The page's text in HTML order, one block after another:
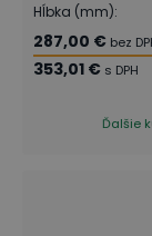
Hĺbka (mm):
287,00 € bez
353,01 € s DPH
Ďalšie